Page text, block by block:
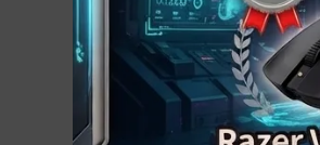
深夜にFPSや対戦ゲ
から壁ドンが聞こえ
普段の会話より、ゲ